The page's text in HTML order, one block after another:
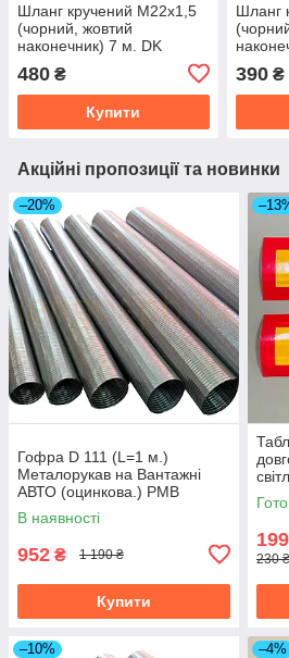
Шланг кручений М22x1,5
(чорний, жовтий
наконечник) 7 м. DK
(05HH0110-B) 3335674860
480 ₴
Купити
Шланг
390₴
Акційні пропозиції та новинки
–20%
Гофра D 111 (L=1 м.)
Металорукав на Вантажні
АВТО (оцинкова.) РМВ
110х1000
В наявності
952 ₴ 1 190 ₴
Купити
199
230
–10% –4%